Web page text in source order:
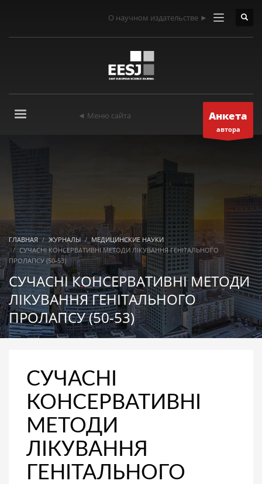
О научном издательстве ►
◄ Меню сайта Анкета
автора
ГЛАВНАЯ ЖУРНАЛЫ
МЕДИЦИНСКИЕ НАУКИ
СУЧАСНІ КОНСЕРВАТИВНІ МЕТОДИ ЛІКУВАННЯ ГЕНІТАЛЬНОГО
ПРОЛАПСУ (50-53)
СУЧАСНІ КОНСЕРВАТИВНІ МЕТОДИ
ЛІКУВАННЯ ГЕНІТАЛЬНОГО
ПРОЛАПСУ (50-53)
СУЧАСНІ
КОНСЕРВАТИВНІ
МЕТОДИ
ЛІКУВАННЯ
ГЕНІТАЛЬНОГО